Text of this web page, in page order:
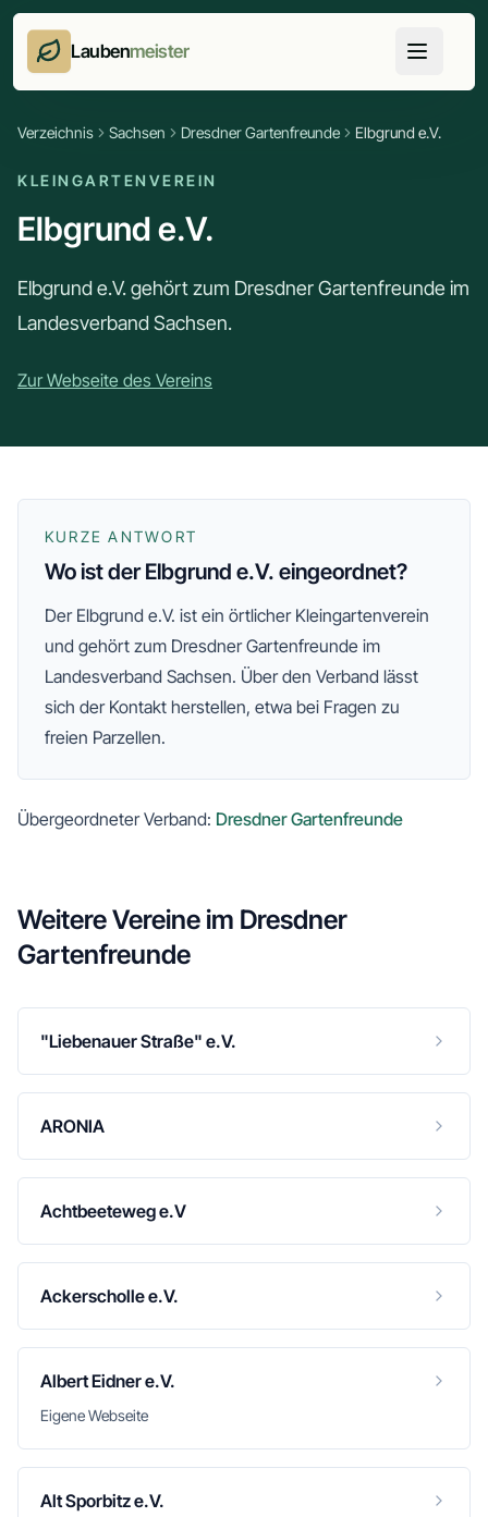
Laubenmeister
Verzeichnis Sachsen Dresdner Gartenfreunde Elbgrund e.V.
KLEINGARTENVEREIN
Elbgrund e.V.
Elbgrund e.V. gehört zum Dresdner Gartenfreunde im
Landesverband Sachsen.
Zur Webseite des Vereins
KURZE ANTWORT
Wo ist der Elbgrund e.V. eingeordnet?
Der Elbgrund e.V. ist ein örtlicher Kleingartenverein
und gehört zum Dresdner Gartenfreunde im
Landesverband Sachsen. Über den Verband lässt
sich der Kontakt herstellen, etwa bei Fragen zu
freien Parzellen.
Übergeordneter Verband: Dresdner Gartenfreunde
Weitere Vereine im Dresdner
Gartenfreunde
"Liebenauer Straße" e.V.
ARONIA
Achtbeeteweg e.V
Ackerscholle e.V.
Albert Eidner e.V.
Eigene Webseite
Alt Sporbitz e.V.